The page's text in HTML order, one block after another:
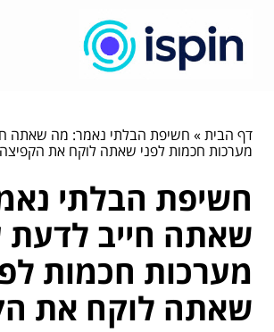
דף הבית» חשיפת הבלתי נאמר: מה שאתה
מערכות חכמות לפני שאתה לוקח את הקפיצה
חשיפת הבלתי
שאתה חייב לדעת
מערכות חכמות
שאתה לוקח את